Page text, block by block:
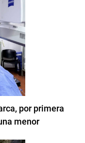
por primera
menor